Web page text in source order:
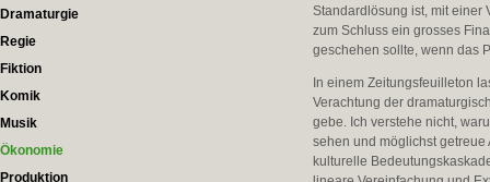
Dramaturgie
Regie
Fiktion
Komik
Musik
Ökonomie
Produktion
Standardlösung ist, mit einer
zum Schluss ein grosses
geschehen sollte, wenn das
In einem Zeitungsfeuilleton
Verachtung der
gebe. Ich verstehe nicht,
sehen und möglichst
kulturelle